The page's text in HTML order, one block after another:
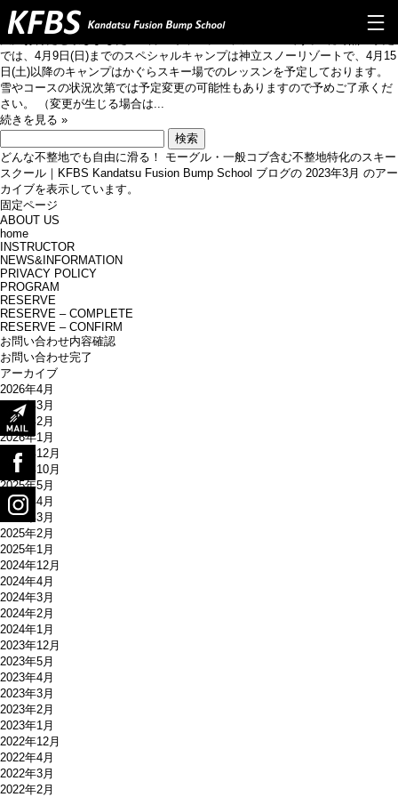
TOP
ABOUT US
PROGRAM
Q&A
INSTRUCTOR
NEWS&INFO
CONTACT
RESERVE
PRIVERCYPOLICY
4月キャンプスケジュール（ in 神立&かぐらスキー場）
4月キャンプスケジュール（ in 神立&かぐらスキー場）
では、4月9日(日)までのスペシャルキャンプは神立スノーリゾートで、4月15
日(土)以降のキャンプはかぐらスキー場でのレッスンを予定しております。
雪やコースの状況次第では予定変更の可能性もありますので予めご了承くだ
さい。 （変更が生じる場合は...
続きを見る »
検
索:
どんな不整地でも自由に滑る！ モーグル・一般コブ含む不整地特化のスキー
スクール｜KFBS Kandatsu Fusion Bump School ブログの 2023年3月 のアー
カイブを表示しています。
固定ページ
ABOUT US
home
INSTRUCTOR
NEWS&INFORMATION
PRIVACY POLICY
PROGRAM
RESERVE
RESERVE – COMPLETE
RESERVE – CONFIRM
お問い合わせ内容確認
お問い合わせ完了
アーカイブ
2026年4月
2026年3月
2026年2月
2026年1月
2025年12月
2025年10月
2025年5月
2025年4月
2025年3月
2025年2月
2025年1月
2024年12月
2024年4月
2024年3月
2024年2月
2024年1月
2023年12月
2023年5月
2023年4月
2023年3月
2023年2月
2023年1月
2022年12月
2022年4月
2022年3月
2022年2月